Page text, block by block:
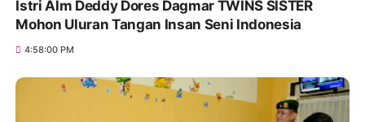
Istri Alm Deddy Dores Dagmar TWINS SISTER
Mohon Uluran Tangan Insan Seni Indonesia
4:58:00 PM